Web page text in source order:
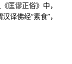
匡谬正俗》中，
译佛经“素食”，